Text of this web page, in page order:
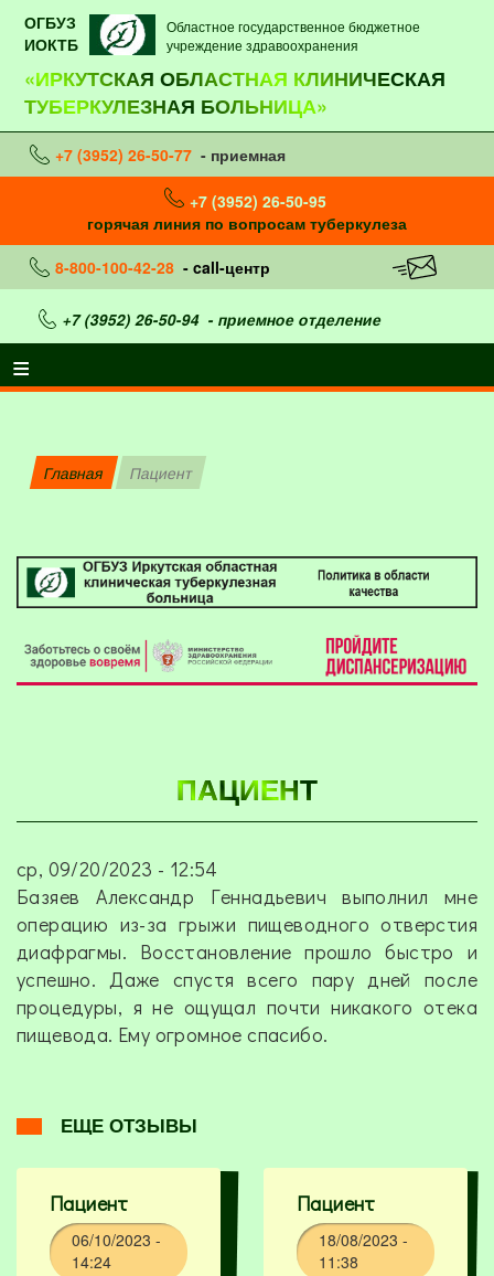
ОГБУЗ
ИОКТБ
Областное государственное бюджетное
учреждение здравоохранения
«ИРКУТСКАЯ ОБЛАСТНАЯ КЛИНИЧЕСКАЯ
ТУБЕРКУЛЕЗНАЯ БОЛЬНИЦА»
+7 (3952) 26-50-77 - приемная
+7 (3952) 26-50-95
горячая линия по вопросам туберкулеза
8-800-100-42-28 - call-центр
+7 (3952) 26-50-94- приемное отделение
Главная Пациент
ПАЦИЕНТ
ср, 09/20/2023 - 12:54
Базяев Александр Геннадьевич выполнил мне
операцию из-за грыжи пищеводного отверстия
диафрагмы. Восстановление прошло быстро и
успешно. Даже спустя всего пару дней после
процедуры, я не ощущал почти никакого отека
пищевода. Ему огромное спасибо.
ЕЩЕ ОТЗЫВЫ
Пациент
06/10/2023 -
14:24
Пациент
18/08/2023 -
11:38